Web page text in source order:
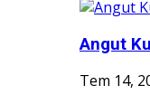
Angut
Tem 14,